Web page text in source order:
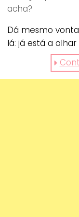
acha?
Dá mesmo
lá: já está a
esfregona?
https://